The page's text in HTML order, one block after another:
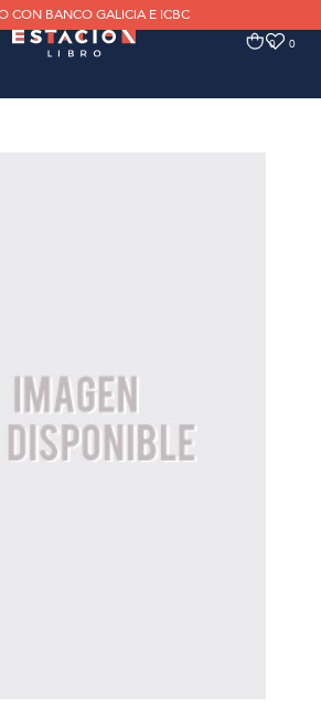
CON BANCO GALICIA E ICBC
0 0